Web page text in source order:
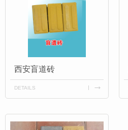
西安盲道砖
DETAILS